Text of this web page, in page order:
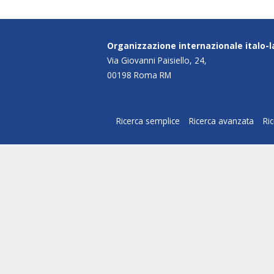
Organizzazione internazionale italo-
Via Giovanni Paisiello, 24,
00198 Roma RM
Ricerca semplice Ricerca avanzata